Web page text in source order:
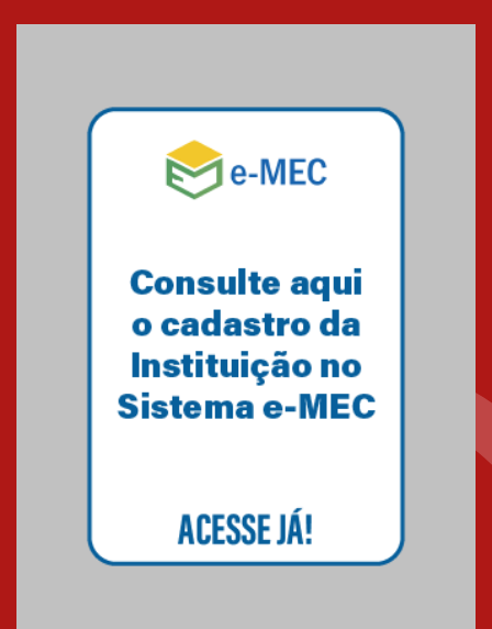
Mackenzie mobiliza campanha
solidária para apoiar famílias em
Minas Gerais
Primeiro culto do ano ressalta o
27.02.2026